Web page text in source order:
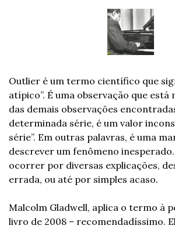
Outlier é um termo científico que
atípico”. É uma observação que
das demais observações
determinada série, é um valor
série”. Em outras palavras, é uma
descrever um fenômeno
ocorrer por diversas explicações,
errada, ou até por simples acaso.
Malcolm Gladwell, aplica o termo à
livro de 2008 – recomendadíssimo.